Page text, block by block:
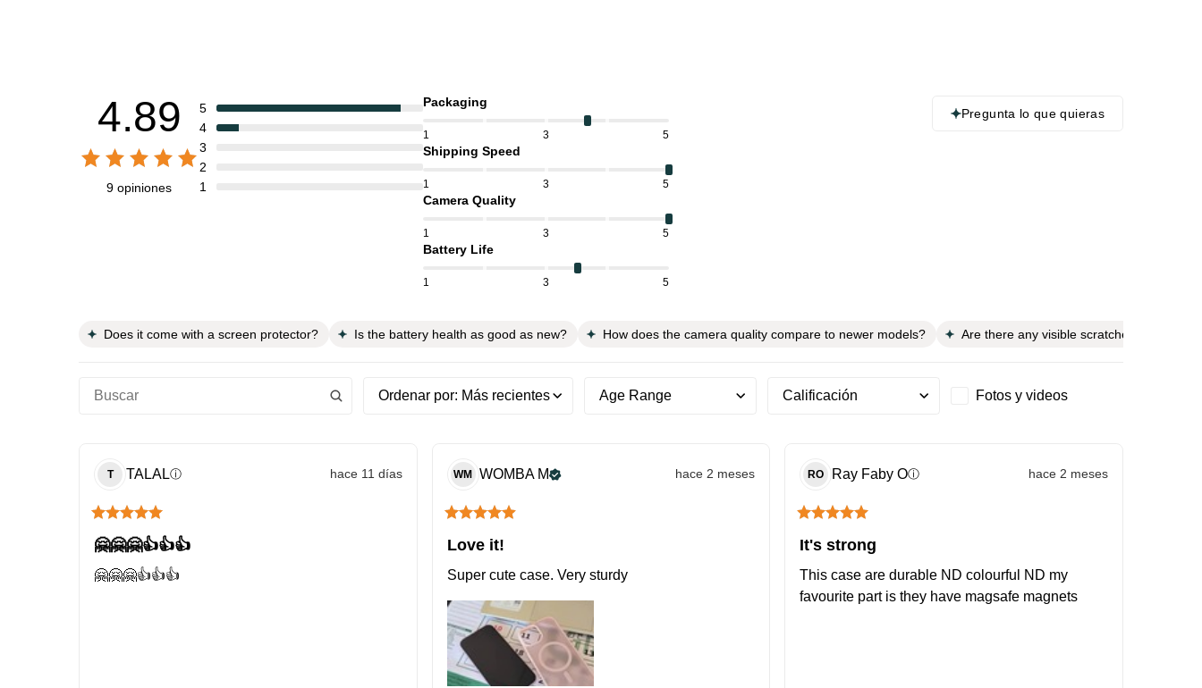
4.89
9 opiniones
5
4
3
2
1
Packaging
1 3 5
Shipping Speed
1 3 5
Camera Quality
1 3 5
Battery Life
1 3 5
Pregunta lo que quieras
Does it come with a screen protector? Is the battery health as good as new? How does the camera quality compare to newer models? Are there any visible scratches on the
Ordenar por: Más recientes Age Range Calificación Fotos y videos
T TALALⓘ hace 11 días
🤗🤗🤗👍👍👍
🤗🤗🤗👍👍👍
WM WOMBA M hace 2 meses
Love it!
Super cute case. Very sturdy
RO Ray Faby Oⓘ hace 2 meses
It's strong
This case are durable ND colourful ND my
favourite part is they have magsafe magnets